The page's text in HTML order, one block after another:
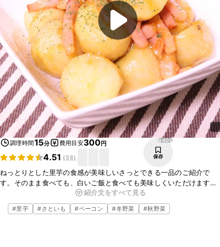
調理時間15分 費用目安300円
4.51 ( 58)
4400
保存
ねっとりとした里芋の食感が美味しいさっとできる一品のご紹介で
す。そのまま食べても、白いご飯と食べても美味しくいただけます。
ガーリック醤油の味付けがクセになる美味しさです！ぜひこの機会に
お試しください。
紹介文をすべて見る
#里芋 #さといも #ベーコン #冬野菜 #秋野菜